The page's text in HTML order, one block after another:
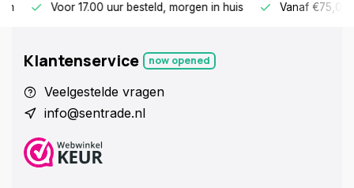
Voor 17.00 uur besteld, morgen in huis Vanaf €75,00
Klantenservice now opened
Veelgestelde vragen
info@sentrade.nl